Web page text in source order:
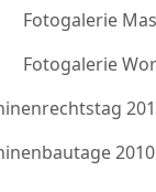
Fotogalerie
Fotogalerie
2010